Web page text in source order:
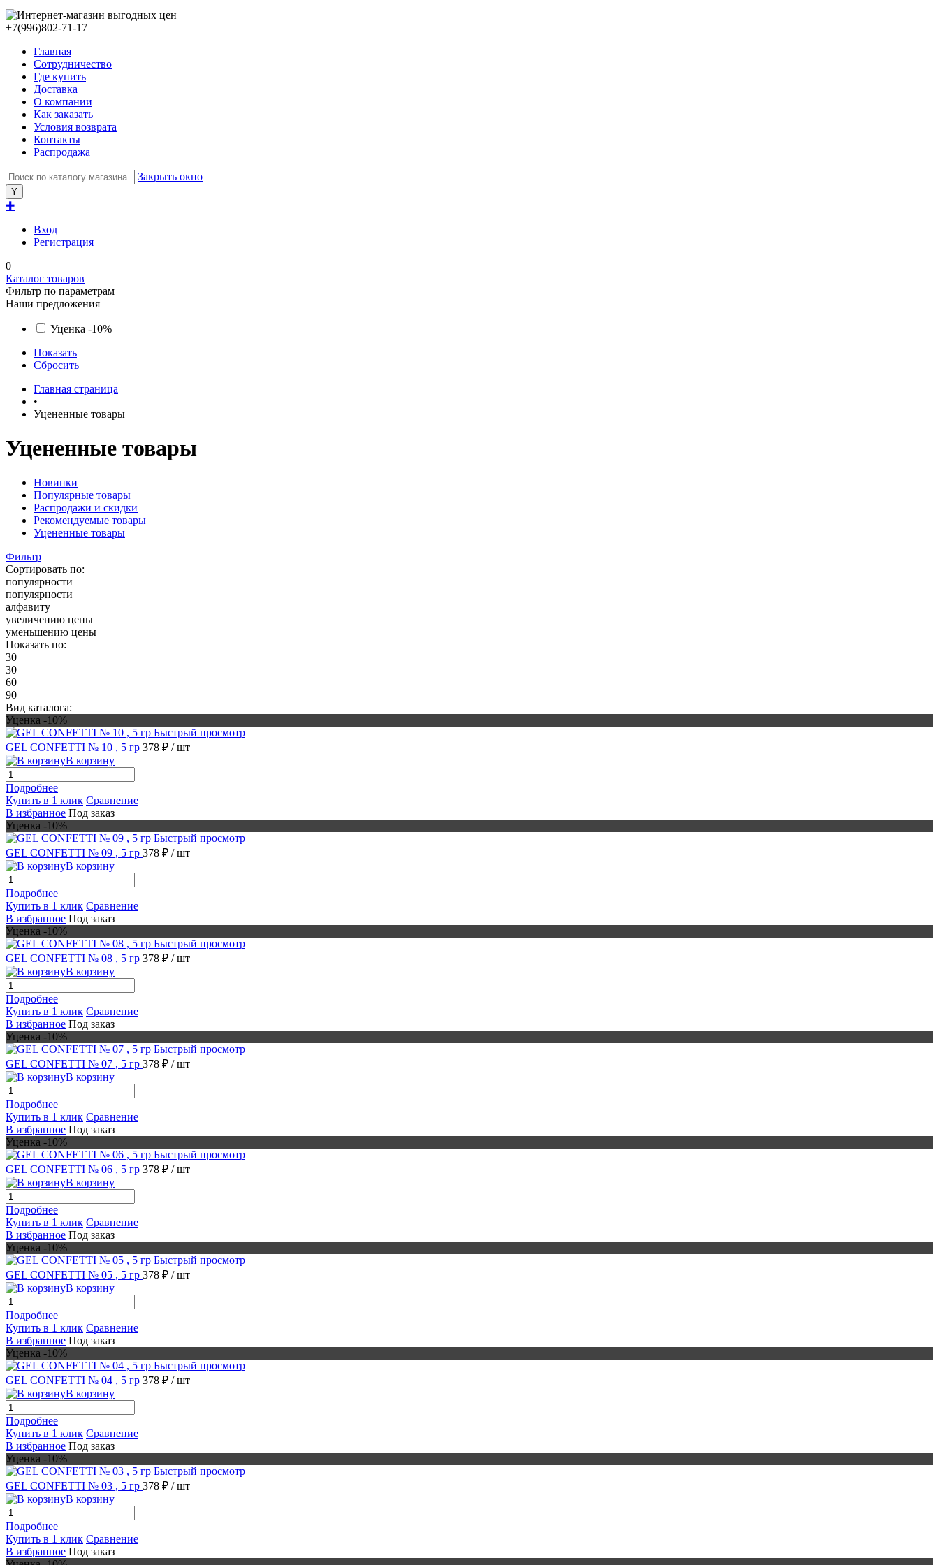
+7(996)802-71-17
Главная
Сотрудничество
Где купить
Доставка
О компании
Как заказать
Условия возврата
Контакты
Распродажа
Закрыть окно
✚
Вход
Регистрация
0
Каталог товаров
Фильтр по параметрам
Наши предложения
Уценка -10%
Показать
Сбросить
Главная страница
•
Уцененные товары
Уцененные товары
Новинки
Популярные товары
Распродажи и скидки
Рекомендуемые товары
Уцененные товары
Фильтр
Сортировать по:
популярности
популярности
алфавиту
увеличению цены
уменьшению цены
Показать по:
30
30
60
90
Вид каталога:
Уценка -10%
Быстрый просмотр
GEL CONFETTI № 10 , 5 гр 378 ₽ / шт
В корзину
Подробнее
Купить в 1 клик Сравнение
В избранное Под заказ
Уценка -10%
Быстрый просмотр
GEL CONFETTI № 09 , 5 гр 378 ₽ / шт
В корзину
Подробнее
Купить в 1 клик Сравнение
В избранное Под заказ
Уценка -10%
Быстрый просмотр
GEL CONFETTI № 08 , 5 гр 378 ₽ / шт
В корзину
Подробнее
Купить в 1 клик Сравнение
В избранное Под заказ
Уценка -10%
Быстрый просмотр
GEL CONFETTI № 07 , 5 гр 378 ₽ / шт
В корзину
Подробнее
Купить в 1 клик Сравнение
В избранное Под заказ
Уценка -10%
Быстрый просмотр
GEL CONFETTI № 06 , 5 гр 378 ₽ / шт
В корзину
Подробнее
Купить в 1 клик Сравнение
В избранное Под заказ
Уценка -10%
Быстрый просмотр
GEL CONFETTI № 05 , 5 гр 378 ₽ / шт
В корзину
Подробнее
Купить в 1 клик Сравнение
В избранное Под заказ
Уценка -10%
Быстрый просмотр
GEL CONFETTI № 04 , 5 гр 378 ₽ / шт
В корзину
Подробнее
Купить в 1 клик Сравнение
В избранное Под заказ
Уценка -10%
Быстрый просмотр
GEL CONFETTI № 03 , 5 гр 378 ₽ / шт
В корзину
Подробнее
Купить в 1 клик Сравнение
В избранное Под заказ